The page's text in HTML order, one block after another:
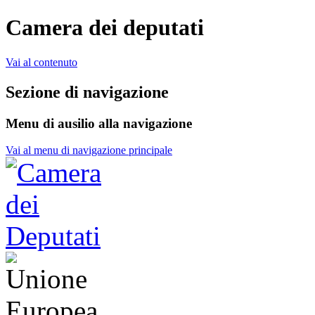
Camera dei deputati
Vai al contenuto
Sezione di navigazione
Menu di ausilio alla navigazione
Vai al menu di navigazione principale